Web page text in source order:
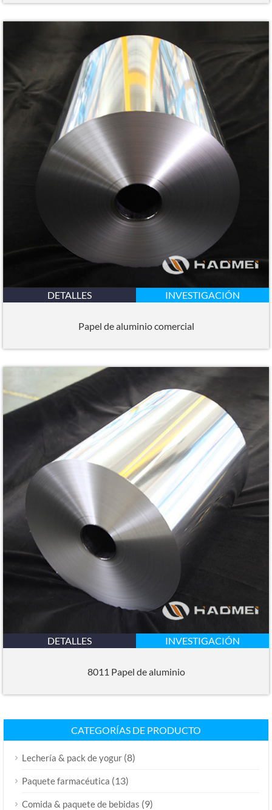
DETALLES INVESTIGACIÓN
Papel de aluminio comercial
DETALLES INVESTIGACIÓN
8011 Papel de aluminio
CATEGORÍAS DE PRODUCTO
Lechería & pack de yogur (8)
Paquete farmacéutica (13)
Comida & paquete de bebidas (9)